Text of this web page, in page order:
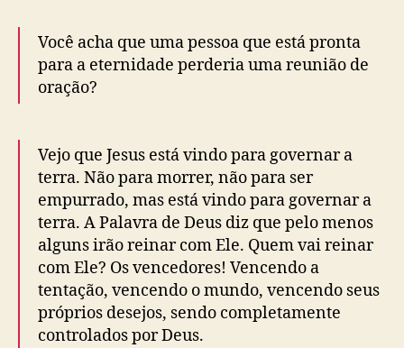
Você acha que uma pessoa que está pronta
para a eternidade perderia uma reunião de
oração?
Vejo que Jesus está vindo para governar a
terra. Não para morrer, não para ser
empurrado, mas está vindo para governar a
terra. A Palavra de Deus diz que pelo menos
alguns irão reinar com Ele. Quem vai reinar
com Ele? Os vencedores! Vencendo a
tentação, vencendo o mundo, vencendo seus
próprios desejos, sendo completamente
controlados por Deus.